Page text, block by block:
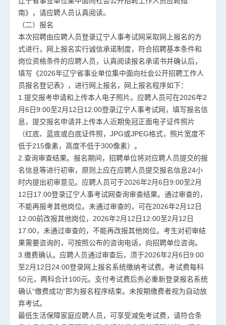
南》，请应聘人员认真阅读。
（二）报名
本次招聘由应聘人员登录辽宁人事考试网采取网上报名的方
式进行，网上报名实行诚信承诺制度，符合招聘基本条件和
岗位资格条件的应聘人员，认真阅读报名承诺书并确认后，
填写《2026年辽宁省事业单位集中面向社会公开招聘工作人
员报名登记表》，进行网上报名，网上报名程序如下：
1.提交报考申请和上传本人电子照片。应聘人员可在2026年2
月6日9:00至2月12日12:00登录辽宁人事考试网，填写报名信
息，提交报名申请并上传本人近期免冠正面电子证件照片
（红底、蓝底或白底证件照，JPG或JPEG格式，照片宽度不
低于215像素，高度不低于300像素）。
2.查询审查结果。报名期间，招聘单位将对应聘人员提交的报
名信息等进行初审，原则上应在应聘人员提交报名信息24小
时内提出初审意见。应聘人员可于2026年2月6日9:00至2月
12日17:00登录辽宁人事考试网查询审查结果。通过审查的，
不能再报考其他岗位。未通过审查的，可在2026年2月12日
12:00前改报其他岗位，2026年2月12日12:00至2月12日
17:00，未通过审查的，不能再改报其他岗位。考生对初审结
果需要咨询的，可按照公布的咨询电话，向招聘单位咨询。
3.缴费确认。应聘人员通过审查后，须于2026年2月6日9:00
至2月12日24:00登录网上报名系统缴纳考试费。考试费每科
50元，两科合计100元。支付考试费后务必重新登录报名系统
确认“缴费成功”即为报名程序结束。未按期缴费者视为自动放
弃考试。
最低生活保障家庭应聘人员，可享受减免考试费，请符合条